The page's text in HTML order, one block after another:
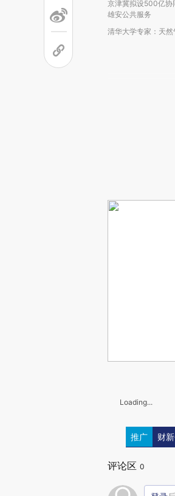
京津冀拟设500亿协
雄安公共服务
清华大学专家：天
Loading...
推广 财
评论区 0